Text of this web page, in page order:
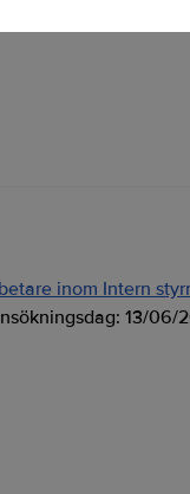
inom Intern
13/06/